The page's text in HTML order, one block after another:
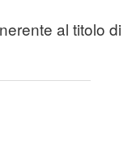
al titolo di